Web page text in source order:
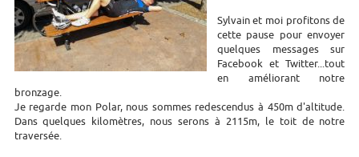
Sylvain et moi profitons de
cette pause pour envoyer
quelques messages sur
Facebook et Twitter...tout
en améliorant notre
bronzage.
Je regarde mon Polar, nous sommes redescendus à 450m d'altitude.
Dans quelques kilomètres, nous serons à 2115m, le toit de notre
traversée.